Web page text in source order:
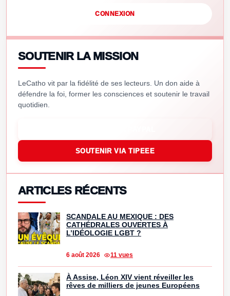
CONNEXION
SOUTENIR LA MISSION
LeCatho vit par la fidélité de ses lecteurs. Un don aide à
défendre la foi, former les consciences et soutenir le travail
quotidien.
SOUTENIR VIA TIPEEE
ARTICLES RÉCENTS
SCANDALE AU MEXIQUE : DES
CATHÉDRALES OUVERTES À
L’IDÉOLOGIE LGBT ?
6 août 2026 11 vues
À Assise, Léon XIV vient réveiller les
rêves de milliers de jeunes Européens